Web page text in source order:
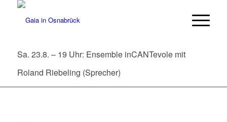
Sa. 23.8. – 19 Uhr: Ensemble inCANTevole mit
Roland Riebeling (Sprecher)